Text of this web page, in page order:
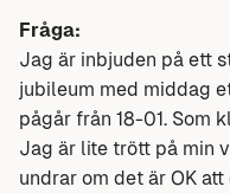
Fråga:
Jag är inbjuden på ett
jubileum med middag
pågår från 18-01. Som
Jag är lite trött på min
undrar om det är OK